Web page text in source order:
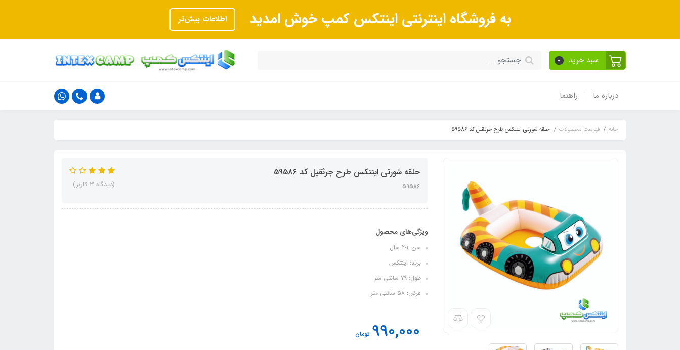
به فروشگاه اینترنتی اینتکس کمپ خوش امدید اطلاعات بیش‌تر
سبد خرید 0
درباره ما راهنما
خانه فهرست محصولات حلقه شورتی اینتکس طرح جرثقیل کد 59586
حلقه شورتی اینتکس طرح جرثقیل کد 59586
59586 (دیدگاه 3 کاربر)
ویژگی‌های محصول
سن: 1-2 سال
برند: اینتکس
طول: 79 سانتی متر
عرض: 58 سانتی متر
990,000 تومان